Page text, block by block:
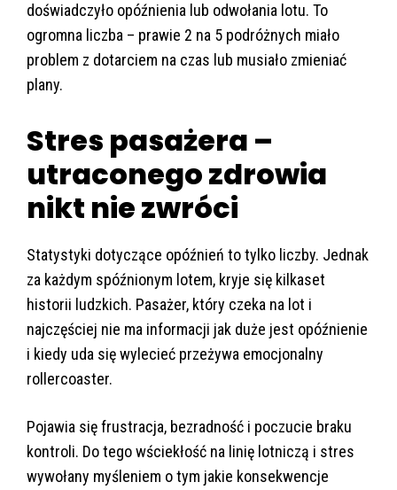
doświadczyło opóźnienia lub odwołania lotu. To
ogromna liczba – prawie 2 na 5 podróżnych miało
problem z dotarciem na czas lub musiało zmieniać
plany.
Stres pasażera –
utraconego zdrowia
nikt nie zwróci
Statystyki dotyczące opóźnień to tylko liczby. Jednak
za każdym spóźnionym lotem, kryje się kilkaset
historii ludzkich. Pasażer, który czeka na lot i
najczęściej nie ma informacji jak duże jest opóźnienie
i kiedy uda się wylecieć przeżywa emocjonalny
rollercoaster.
Pojawia się frustracja, bezradność i poczucie braku
kontroli. Do tego wściekłość na linię lotniczą i stres
wywołany myśleniem o tym jakie konsekwencje